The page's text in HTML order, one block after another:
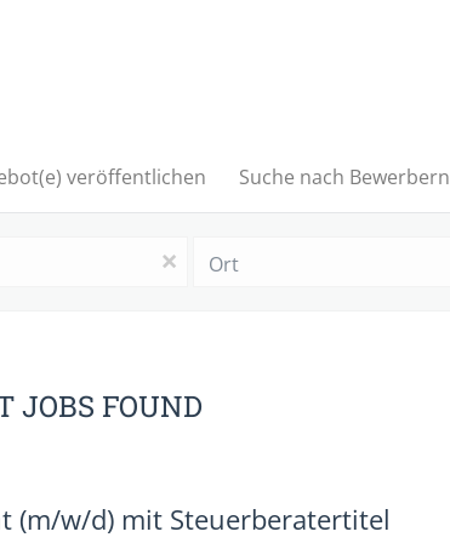
veröffentlichen Suche nach Bewerbern
x
JOBS FOUND
(m/w/d) mit Steuerberatertitel